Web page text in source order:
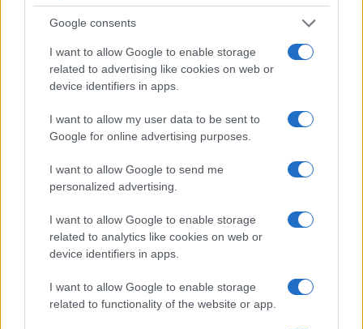
Google consents
I want to allow Google to enable storage
related to advertising like cookies on web or
device identifiers in apps.
I want to allow my user data to be sent to
Google for online advertising purposes.
I want to allow Google to send me
personalized advertising.
I want to allow Google to enable storage
related to analytics like cookies on web or
device identifiers in apps.
I want to allow Google to enable storage
related to functionality of the website or app.
NERD NEWS